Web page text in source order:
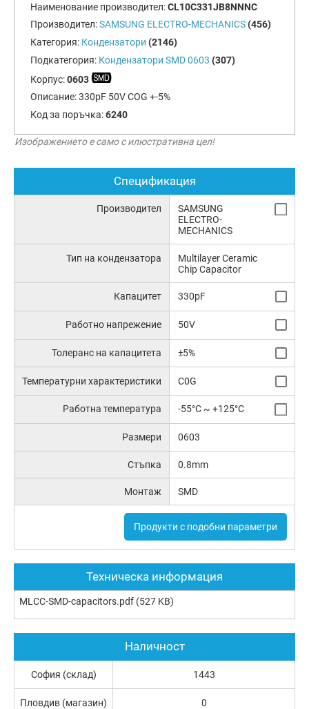
Наименование производител:CL10C331JB8NNNC
Производител:SAMSUNG ELECTRO-MECHANICS (456)
Категория: Кондензатори (2146)
Подкатегория: Кондензатори SMD 0603 (307)
Корпус:0603
Описание:330pF 50V COG +-5%
Код за поръчка:6240
Изображението е само с илюстративна цел!
Спецификация
Производител
SAMSUNG
ELECTRO-
MECHANICS
Тип на кондензатора
Multilayer Ceramic
Chip Capacitor
Капацитет 330pF
Работно напрежение 50V
Толеранс на капацитета ±5%
Температурни характеристики C0G
Работна температура -55°C ~ +125°C
Размери 0603
Стъпка 0.8mm
Монтаж SMD
Продукти с подобни параметри
Техническа информация
MLCC-SMD-capacitors.pdf (527 KB)
Наличност
София (склад) 1443
Пловдив (магазин) 0